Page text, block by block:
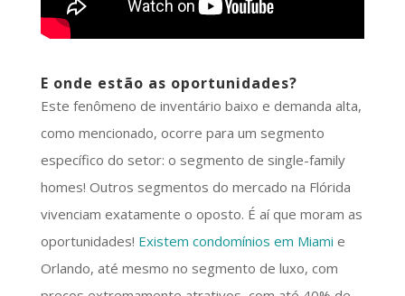
E onde estão as oportunidades?
Este fenômeno de inventário baixo e demanda alta,
como mencionado, ocorre para um segmento
específico do setor: o segmento de single-family
homes! Outros segmentos do mercado na Flórida
vivenciam exatamente o oposto. É aí que moram as
oportunidades! Existem condomínios em Miami e
Orlando, até mesmo no segmento de luxo, com